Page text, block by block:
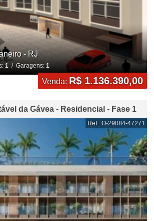
- RJ
1/ Garagens: 1
Venda: R$ 1.136.390,00
da Gávea - Residencial - Fase 1
Ref.: O-29084-47271